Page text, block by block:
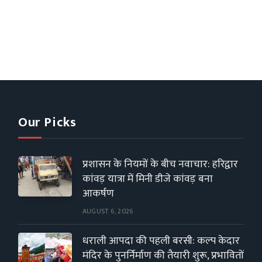
Our Picks
प्रशासन के नियमों के बीच नवाचार: हरिद्वार
कांवड़ यात्रा में मिनी डीजे कांवड़ बना
आकर्षण
AUGUST 6, 2026
धराली आपदा की पहली बरसी: कल्प केदार
मंदिर के पुनर्निर्माण की तैयारी शुरू, प्रभावितों